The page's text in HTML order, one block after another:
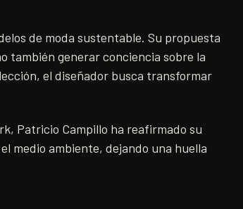
de moda sustentable. Su propuesta
también generar conciencia sobre la
el diseñador busca transformar
Patricio Campillo ha reafirmado su
medio ambiente, dejando una huella